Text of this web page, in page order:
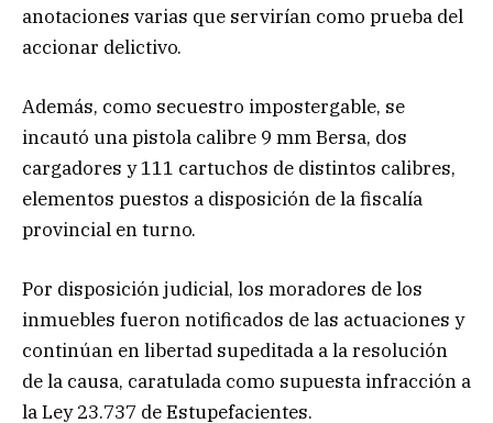
anotaciones varias que servirían como prueba del
accionar delictivo.
Además, como secuestro impostergable, se
incautó una pistola calibre 9 mm Bersa, dos
cargadores y 111 cartuchos de distintos calibres,
elementos puestos a disposición de la fiscalía
provincial en turno.
Por disposición judicial, los moradores de los
inmuebles fueron notificados de las actuaciones y
continúan en libertad supeditada a la resolución
de la causa, caratulada como supuesta infracción a
la Ley 23.737 de Estupefacientes.